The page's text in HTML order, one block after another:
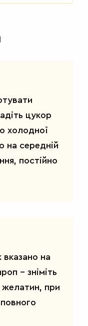
цукор
холодної
на середній
постійно
вказано на
– зніміть
желатин, при